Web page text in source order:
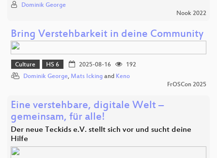
Dominik George
Nook 2022
Bring Verstehbarkeit in deine Community
Culture HS 6 2025-08-16
192
Dominik George, Mats Icking and Keno
FrOSCon 2025
Eine verstehbare, digitale Welt –
gemeinsam, für alle!
Der neue Teckids e.V. stellt sich vor und sucht deine
Hilfe